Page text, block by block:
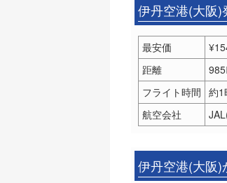
伊丹空港(大阪)
最安価
距離
フライト時間 約1
航空会社
伊丹空港(大阪)